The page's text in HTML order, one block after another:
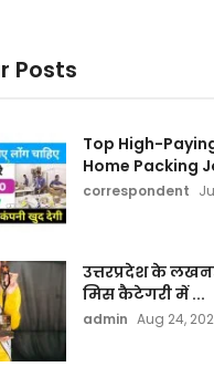
Posts
Top High-
Home Packing
correspondent
उत्तरप्रदेश के
मिस कैटेगरी में ...
admin Aug 24,